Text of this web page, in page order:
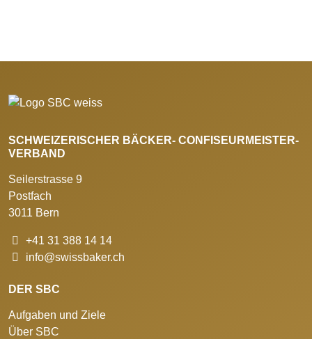
SCHWEIZERISCHER BÄCKER- CONFISEURMEISTER-
VERBAND
Seilerstrasse 9
Postfach
3011 Bern
+41 31 388 14 14
info@swissbaker.ch
DER SBC
Aufgaben und Ziele
Über SBC